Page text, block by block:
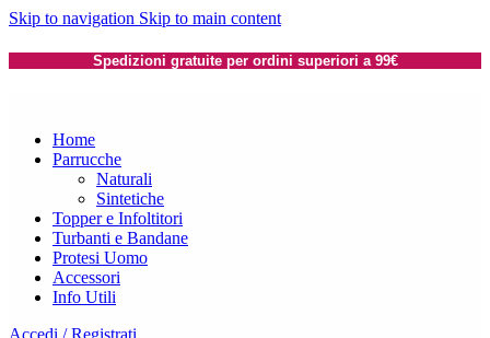
Skip to navigation Skip to main content
Spedizioni gratuite per ordini superiori a 99€
Home
Parrucche
Naturali
Sintetiche
Topper e Infoltitori
Turbanti e Bandane
Protesi Uomo
Accessori
Info Utili